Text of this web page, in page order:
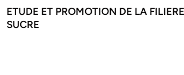
ETUDE ET PROMOTION DE LA
SUCRE